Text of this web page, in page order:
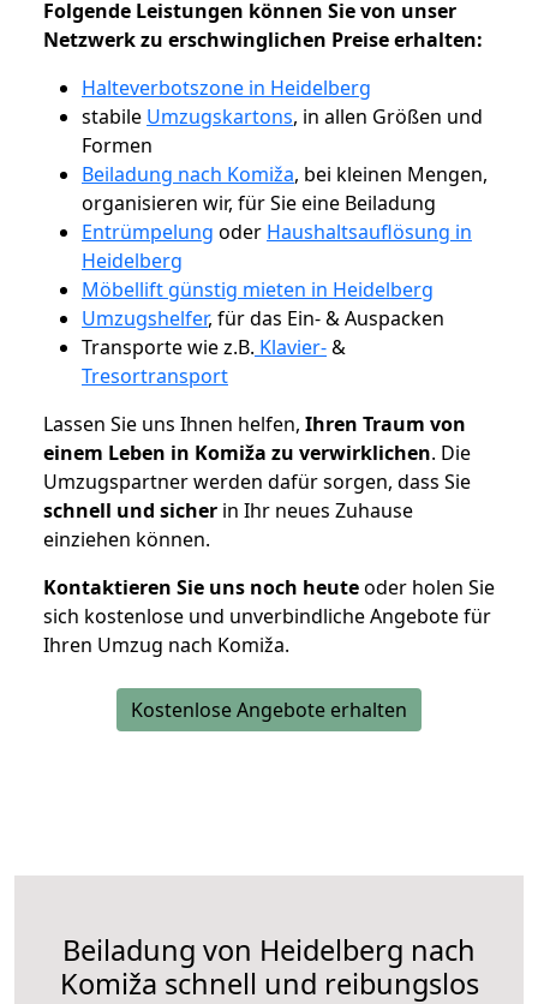
Folgende Leistungen können Sie von unser
Netzwerk zu erschwinglichen Preise erhalten:
Halteverbotszone in Heidelberg
stabile Umzugskartons, in allen Größen und
Formen
Beiladung nach Komiža, bei kleinen Mengen,
organisieren wir, für Sie eine Beiladung
Entrümpelung oder Haushaltsauflösung in
Heidelberg
Möbellift günstig mieten in Heidelberg
Umzugshelfer, für das Ein- & Auspacken
Transporte wie z.B. Klavier-&
Tresortransport
Lassen Sie uns Ihnen helfen, Ihren Traum von
einem Leben in Komiža zu verwirklichen. Die
Umzugspartner werden dafür sorgen, dass Sie
schnell und sicher in Ihr neues Zuhause
einziehen können.
Kontaktieren Sie uns noch heuteoder holen Sie
sich kostenlose und unverbindliche Angebote für
Ihren Umzug nach Komiža.
Kostenlose Angebote erhalten
Beiladung von Heidelberg nach
Komiža schnell und reibungslos